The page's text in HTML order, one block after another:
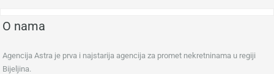
O nama
Agencija Astra je prva i najstarija agencija za promet nekretninama u regiji
Bijeljina.